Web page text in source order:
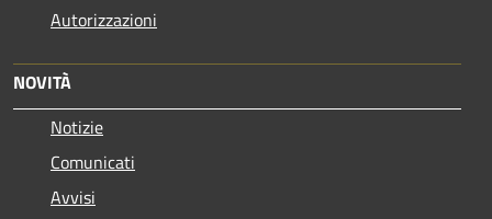
Autorizzazioni
NOVITÀ
Notizie
Comunicati
Avvisi